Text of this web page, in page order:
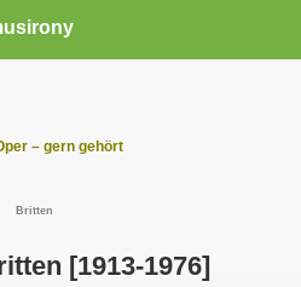
– gern gehört
Britten
[1913-1976]